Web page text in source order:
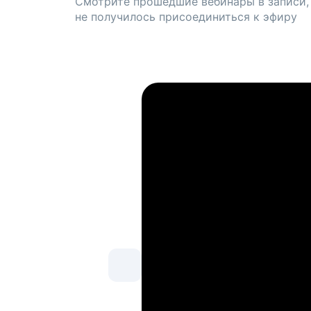
не получилось присоединиться к эфиру